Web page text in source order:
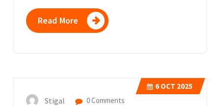
Read More
6 OCT 2025
Stigal 0 Comments